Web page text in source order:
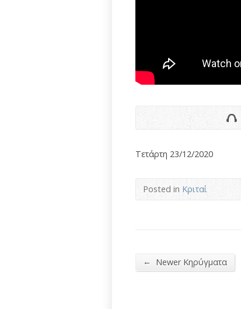
Τετάρτη 23/12/2020
Posted inΚριταί
← Newer Κηρύγματα